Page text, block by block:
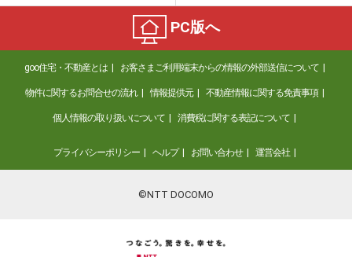
PC版へ
goo住宅・不動産とは お客さまご利用端末からの情報の外部送信について
物件に関するお問合せの流れ 情報提供元 不動産情報に関する免責事項
個人情報の取り扱いについて 消費税に関する表記について
プライバシーポリシー ヘルプ お問い合わせ 運営会社
©NTT DOCOMO